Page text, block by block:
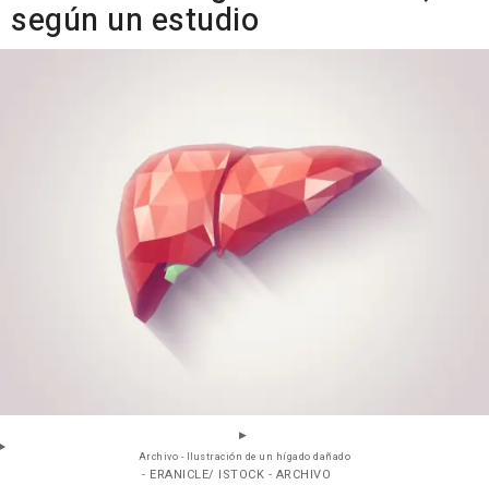
según un estudio
Archivo - Ilustración de un hígado dañado
- ERANICLE/ ISTOCK - ARCHIVO